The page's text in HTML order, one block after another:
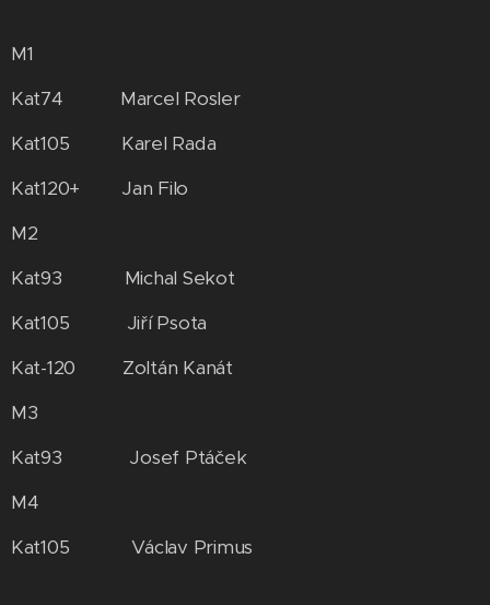
M1
Kat74 Marcel Rosler
Kat105 Karel Rada
Kat120+ Jan Filo
M2
Kat93 Michal Sekot
Kat105 Jiří Psota
Kat-120 Zoltán Kanát
M3
Kat93 Josef Ptáček
M4
Kat105 Václav Primus